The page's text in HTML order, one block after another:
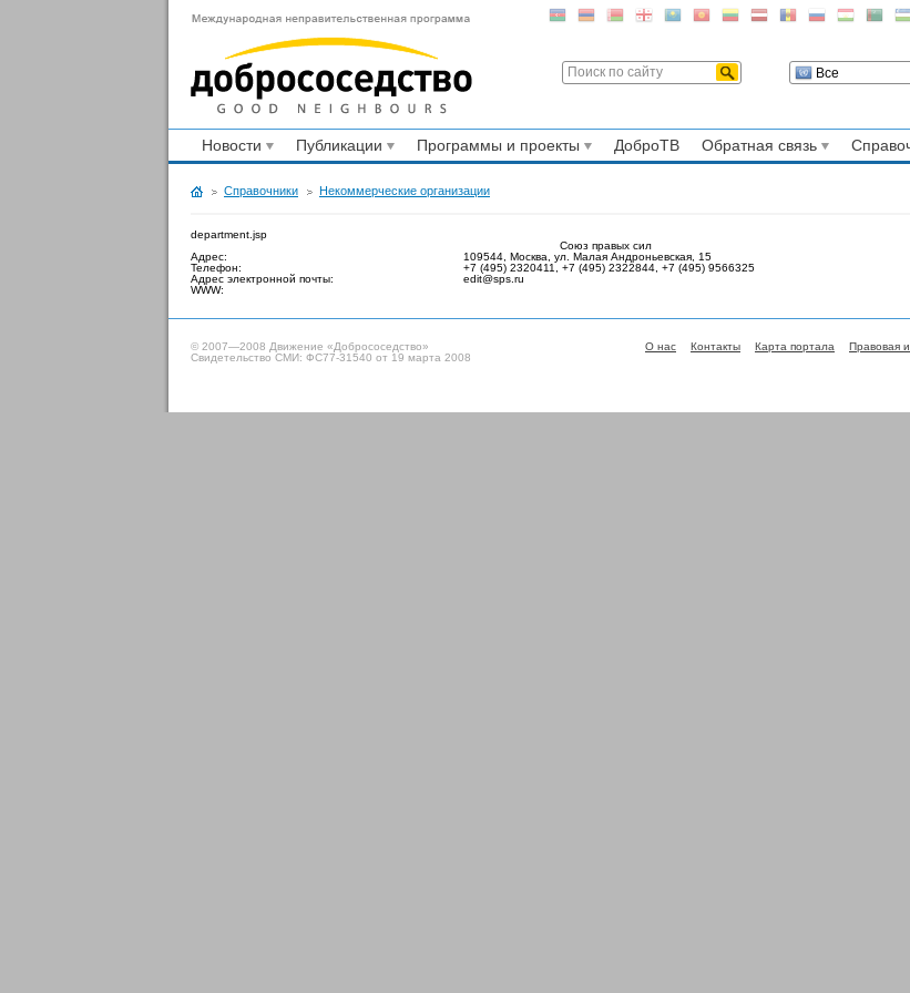
Все
Новости Публикации Программы и проекты ДоброТВ Обратная связь
Справочники Некоммерческие организации
department.jsp
Союз правых сил
Адрес:
109544, Москва, ул. Малая Андроньевская, 15
Телефон:
+7 (495) 2320411, +7 (495) 2322844, +7 (495) 9566325
Адрес электронной почты:
edit@sps.ru
WWW:
О нас Контакты Карта портала Правовая
© 2007—2008 Движение «Добрососедство»
Свидетельство СМИ: ФС77-31540 от 19 марта 2008